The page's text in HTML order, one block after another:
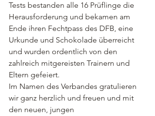
Tests bestanden alle 16 Prüflinge die
Herausforderung und bekamen am
Ende ihren Fechtpass des DFB, eine
Urkunde und Schokolade überreicht
und wurden ordentlich von den
zahlreich mitgereisten Trainern und
Eltern gefeiert.
Im Namen des Verbandes gratulieren
wir ganz herzlich und freuen und mit
den neuen, jungen